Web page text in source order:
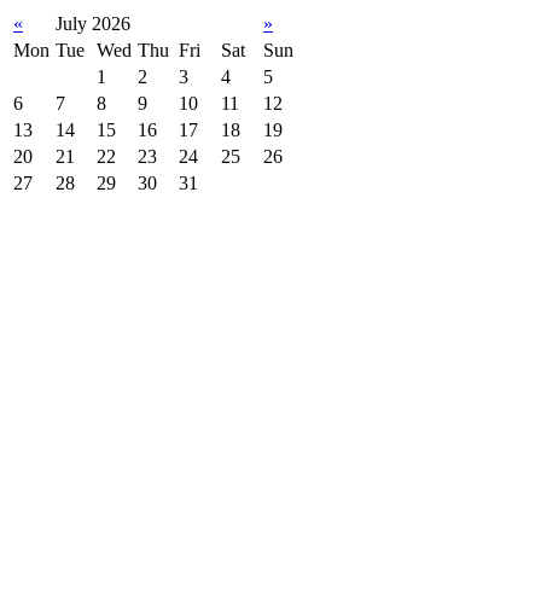
« July 2026
»
Mon Tue Wed Thu Fri Sat
Sun
1
2 3 4
5
6
7 8 9 10 11
12
13
14 15 16 17 18
19
20
21 22 23 24 25
26
27
28 29 30 31